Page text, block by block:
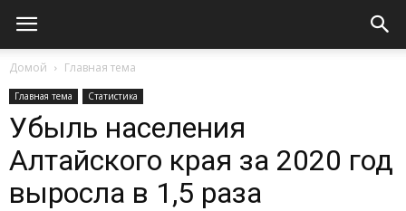
Домой Главная тема
Главная тема Статистика
Убыль населения
Алтайского края за 2020 год
выросла в 1,5 раза